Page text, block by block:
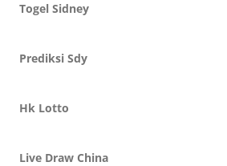
Togel Sidney
Prediksi Sdy
Hk Lotto
Live Draw China